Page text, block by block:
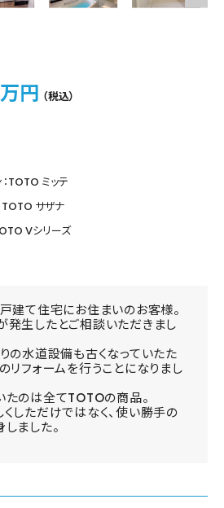
円 （税込）
TOTO ミッテ
TOTO サザナ
Vシリーズ
建て住宅にお住まいのお客様。
生したとご相談いただきまし
の水道設備も古くなっていたた
リフォームを行うことになりまし
のは全てTOTOの商品。
しただけではなく、使い勝手の
ました。